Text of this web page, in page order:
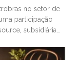
no setor de
participação
subsidiária
de confundir